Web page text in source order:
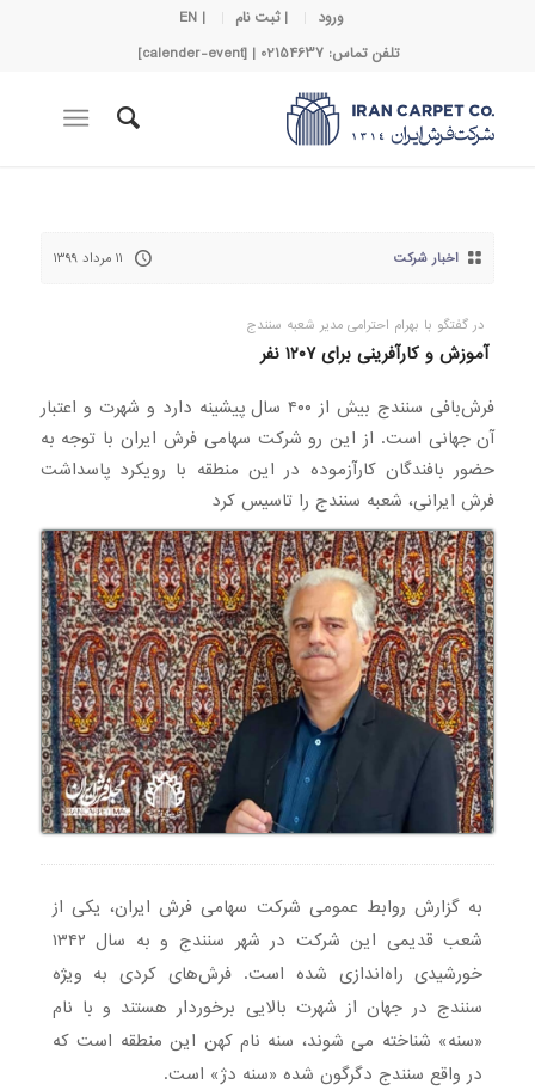
ورود | ثبت نام
| EN
تلفن تماس: 02154637 | [calender-event]
اخبار شرکت ۱۱ مرداد ۱۳۹۹
در گفتگو با بهرام احترامی مدیر شعبه سنندج
آموزش و کارآفرینی برای ۱۲۰۷ نفر
فرش‌بافی سنندج بيش از ۴۰۰ سال پیشینه دارد و شهرت و اعتبار
آن جهانی است. از این رو شرکت سهامی فرش ایران با توجه به
حضور بافندگان کارآزموده در این منطقه با رویکرد پاسداشت
فرش ایرانی، شعبه سنندج را تاسیس کرد
به گزارش روابط عمومی شرکت سهامی فرش ایران، یکی از
شعب قدیمی این شرکت در شهر سنندج و به سال ۱۳۴۲
خورشیدی راه‌اندازی شده است. فرش‌های کردی به ویژه
سنندج در جهان از شهرت بالایی برخوردار هستند و با نام
«سنه» شناخته می شوند، سنه نام کهن این منطقه است که
در واقع سنندج دگرگون شده «سنه دژ» است.